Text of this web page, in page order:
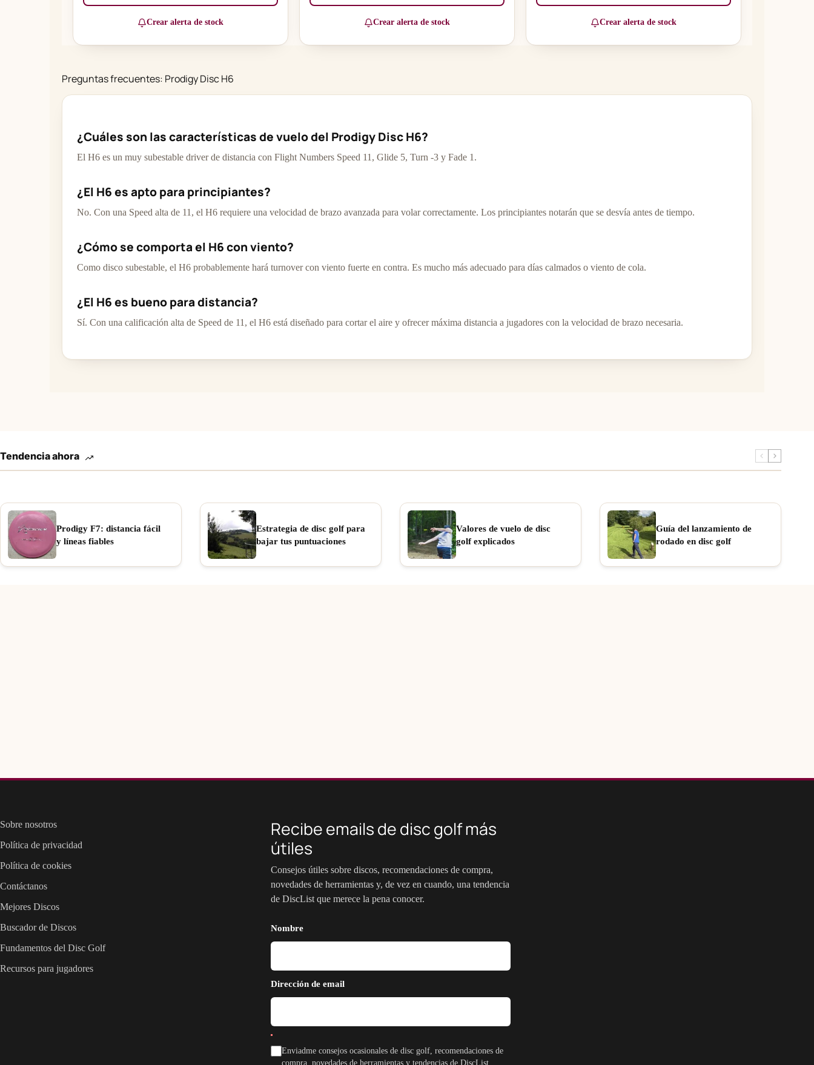
Crear alerta de stock Crear alerta de stock Crear alerta de stock
Preguntas frecuentes: Prodigy Disc H6
¿Cuáles son las características de vuelo del Prodigy Disc H6?
El H6 es un muy subestable driver de distancia con Flight Numbers Speed 11, Glide 5, Turn -3 y Fade 1.
¿El H6 es apto para principiantes?
No. Con una Speed alta de 11, el H6 requiere una velocidad de brazo avanzada para volar correctamente. Los principiantes notarán que se desvía antes de tiempo.
¿Cómo se comporta el H6 con viento?
Como disco subestable, el H6 probablemente hará turnover con viento fuerte en contra. Es mucho más adecuado para días calmados o viento de cola.
¿El H6 es bueno para distancia?
Sí. Con una calificación alta de Speed de 11, el H6 está diseñado para cortar el aire y ofrecer máxima distancia a jugadores con la velocidad de brazo necesaria.
Tendencia ahora
Prodigy F7: distancia fácil
y líneas fiables
Estrategia de disc golf para
bajar tus puntuaciones
Valores de vuelo de disc
golf explicados
Guía del lanzamiento de
rodado en disc golf
Sobre nosotros
Política de privacidad
Política de cookies
Contáctanos
Mejores Discos
Buscador de Discos
Fundamentos del Disc Golf
Recursos para jugadores
Recibe emails de disc golf más
útiles
Consejos útiles sobre discos, recomendaciones de compra,
novedades de herramientas y, de vez en cuando, una tendencia
de DiscList que merece la pena conocer.
Nombre
Dirección de email
Enviadme consejos ocasionales de disc golf, recomendaciones de
compra, novedades de herramientas y tendencias de DiscList.